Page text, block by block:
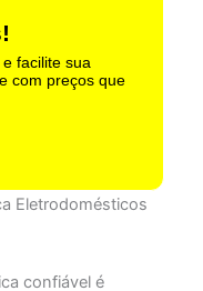
facilite sua
com preços que
Eletrodomésticos
confiável é